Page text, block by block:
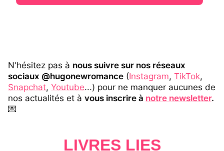
N'hésitez pas à nous suivre sur nos réseaux
sociaux @hugonewromance (Instagram, TikTok,
Snapchat, Youtube...) pour ne manquer aucunes de
nos actualités et à vous inscrire à notre newsletter.
💌
LIVRES LIÉS